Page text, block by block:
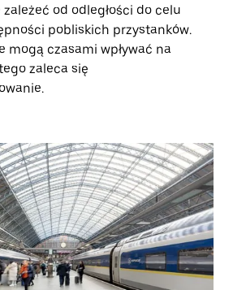
od odległości do celu
pobliskich przystanków.
mogą czasami wpływać na
zaleca się